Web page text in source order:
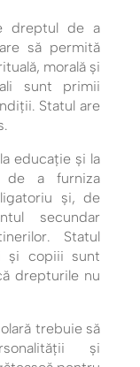
dreptul de a
să permită
morală și
sunt primii
Statul are
educație și la
de a furniza
și, de
secundar
Statul
și copiii sunt
drepturile nu
trebuie să
și